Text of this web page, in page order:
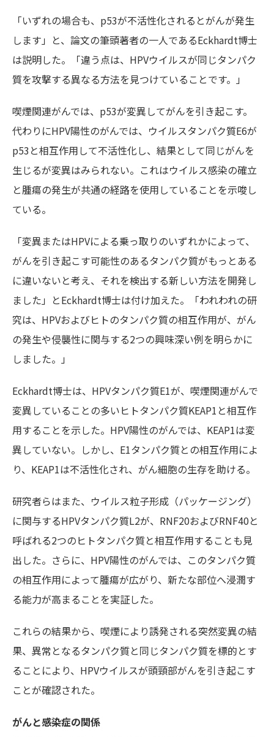
「いずれの場合も、p53が不活性化されるとがんが発生
します」と、論文の筆頭著者の一人であるEckhardt博士
は説明した。「違う点は、HPVウイルスが同じタンパク
質を攻撃する異なる方法を見つけていることです。」
喫煙関連がんでは、p53が変異してがんを引き起こす。
代わりにHPV陽性のがんでは、ウイルスタンパク質E6が
p53と相互作用して不活性化し、結果として同じがんを
生じるが変異はみられない。これはウイルス感染の確立
と腫瘍の発生が共通の経路を使用していることを示唆し
ている。
「変異またはHPVによる乗っ取りのいずれかによって、
がんを引き起こす可能性のあるタンパク質がもっとある
に違いないと考え、それを検出する新しい方法を開発し
ました」とEckhardt博士は付け加えた。「われわれの研
究は、HPVおよびヒトのタンパク質の相互作用が、がん
の発生や侵襲性に関与する2つの興味深い例を明らかに
しました。」
Eckhardt博士は、HPVタンパク質E1が、喫煙関連がんで
変異していることの多いヒトタンパク質KEAP1と相互作
用することを示した。HPV陽性のがんでは、KEAP1は変
異していない。しかし、E1タンパク質との相互作用によ
り、KEAP1は不活性化され、がん細胞の生存を助ける。
研究者らはまた、ウイルス粒子形成（パッケージング）
に関与するHPVタンパク質L2が、RNF20およびRNF40と
呼ばれる2つのヒトタンパク質と相互作用することも見
出した。さらに、HPV陽性のがんでは、このタンパク質
の相互作用によって腫瘍が広がり、新たな部位へ浸潤す
る能力が高まることを実証した。
これらの結果から、喫煙により誘発される突然変異の結
果、異常となるタンパク質と同じタンパク質を標的とす
ることにより、HPVウイルスが頭頸部がんを引き起こす
ことが確認された。
がんと感染症の関係